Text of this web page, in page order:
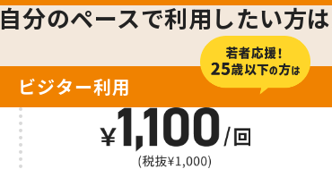
自分のペースで利用したい方は
ビジター利用